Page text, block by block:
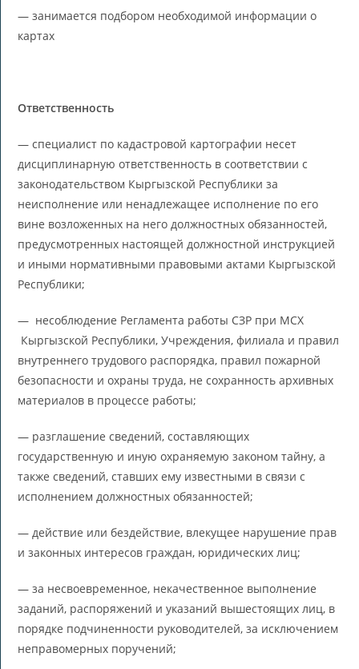
— занимается подбором необходимой информации о
картах
Ответственность
— специалист по кадастровой картографии несет
дисциплинарную ответственность в соответствии с
законодательством Кыргызской Республики за
неисполнение или ненадлежащее исполнение по его
вине возложенных на него должностных обязанностей,
предусмотренных настоящей должностной инструкцией
и иными нормативными правовыми актами Кыргызской
Республики;
— несоблюдение Регламента работы СЗР при МСХ
Кыргызской Республики, Учреждения, филиала и правил
внутреннего трудового распорядка, правил пожарной
безопасности и охраны труда, не сохранность архивных
материалов в процессе работы;
— разглашение сведений, составляющих
государственную и иную охраняемую законом тайну, а
также сведений, ставших ему известными в связи с
исполнением должностных обязанностей;
— действие или бездействие, влекущее нарушение прав
и законных интересов граждан, юридических лиц;
— за несвоевременное, некачественное выполнение
заданий, распоряжений и указаний вышестоящих лиц, в
порядке подчиненности руководителей, за исключением
неправомерных поручений;